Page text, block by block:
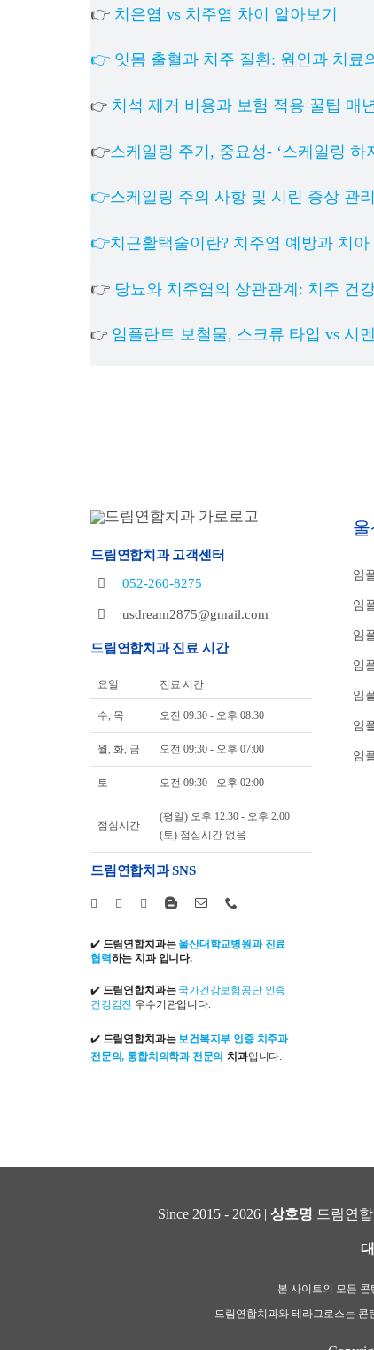
👉 치은염 vs 치주염 차이 알아보기
👉 잇몸 출혈과 치주 질환: 원인과 치료
👉 치석 제거 비용과 보험 적용 꿀팁 매
👉스케일링 주기, 중요성- ‘스케일링
👉스케일링 주의 사항 및 시린 증상 관
👉치근활택술이란? 치주염 예방과 치아
👉 당뇨와 치주염의 상관관계: 치주 건
👉 임플란트 보철물, 스크류 타입 vs 시
드림연합치과 고객센터
052-260-8275
usdream2875@gmail.com
드림연합치과 진료 시간
요일 진료 시간
수, 목 오전 09:30 - 오후 08:30
월, 화, 금 오전 09:30 - 오후 07:00
토 오전 09:30 - 오후 02:00
점심시간
(평일) 오후 12:30 - 오후 2:00
(토) 점심시간 없음
드림연합치과 SNS
✔️ 드림연합치과는 울산대학교병원과 진료
협력하는 치과 입니다.
✔️ 드림연합치과는 국가건강보험공단 인증
건강검진 우수기관입니다.
✔️ 드림연합치과는보건복지부 인증 치주과
전문의, 통합치의학과 전문의 치과입니다.
울
임
임
임
임
임
임
임
Since 2015 - 2026 | 상호명 드림연합
본 사이트의 모든
드림연합치과와 테라그로스는 콘